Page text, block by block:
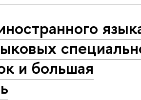
и большая